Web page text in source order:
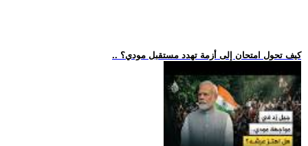
.. كيف تحول امتحان إلى أزمة تهدد مستقبل مودي؟